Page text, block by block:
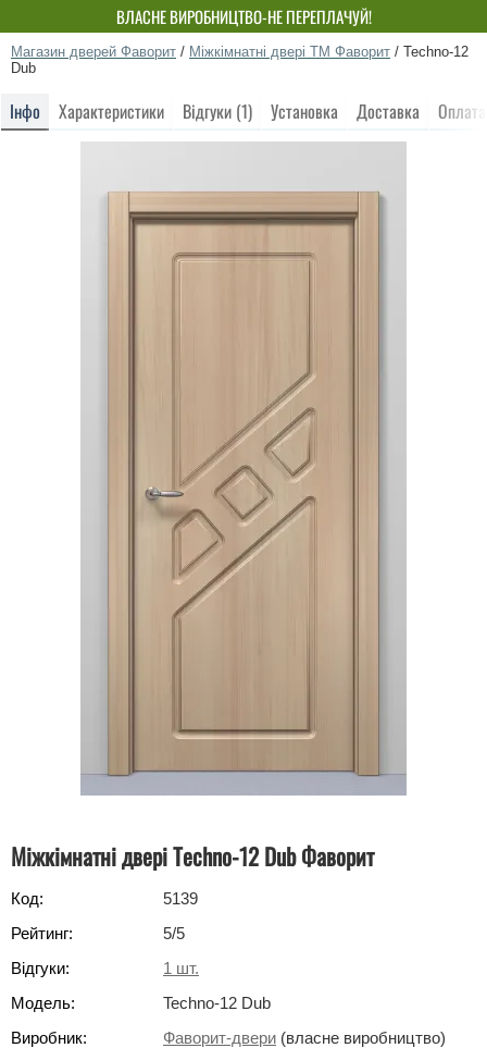
ВЛАСНЕ ВИРОБНИЦТВО-НЕ ПЕРЕПЛАЧУЙ!
Магазин дверей Фаворит / Міжкімнатні двері ТМ Фаворит / Techno-12
Dub
Інфо Характеристики Відгуки (1) Установка Доставка Оплата
Міжкімнатні двері Techno-12 Dub Фаворит
Код:
5139
Рейтинг:
5/5
Відгуки:
1 шт.
Модель:
Techno-12 Dub
Виробник:
Фаворит-двери (власне виробництво)